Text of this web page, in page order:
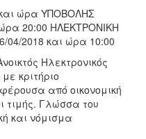
ώρα ΥΠΟΒΟΛΗΣ
20:00 ΗΛΕΚΤΡΟΝΙΚΗ
2018 και ώρα 10:00
Ηλεκτρονικός
κριτήριο
από οικονομική
τιμής. Γλώσσα του
και νόμισμα